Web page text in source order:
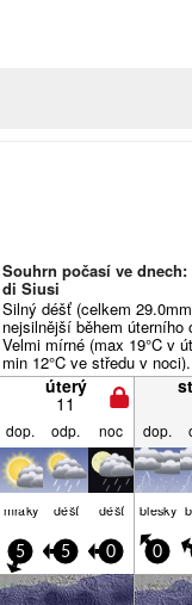
Souhrn počasí ve dnech:
di Siusi
Silný déšť (celkem
nejsilnější během úterního
Velmi mírné (max 19°C v
min 12°C ve středu v
převážně slabý.
úterý
11
dop. odp. noc dop.
mraky déšť déšť blesky
5 5 0 0